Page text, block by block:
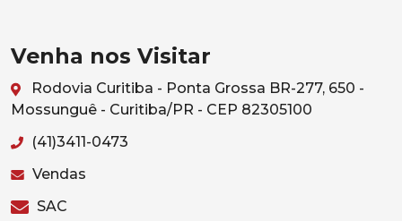
Venha nos Visitar
Rodovia Curitiba - Ponta Grossa BR-277, 650 -
Mossunguê - Curitiba/PR - CEP 82305100
(41)3411-0473
Vendas
SAC